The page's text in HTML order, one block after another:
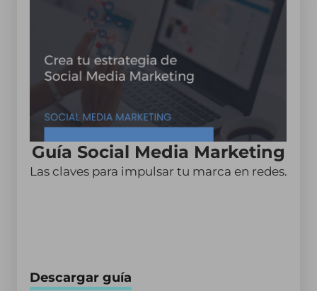
Guía Social Media Marketing
Las claves para impulsar tu marca en redes.
Descargar guía